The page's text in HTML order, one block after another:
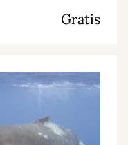
Gratis